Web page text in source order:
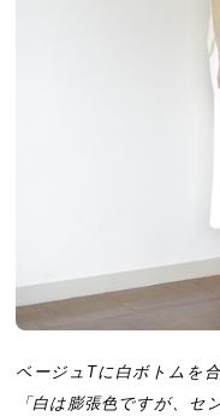
ベージュTに白ボトムを
「白は膨張色ですが、セ